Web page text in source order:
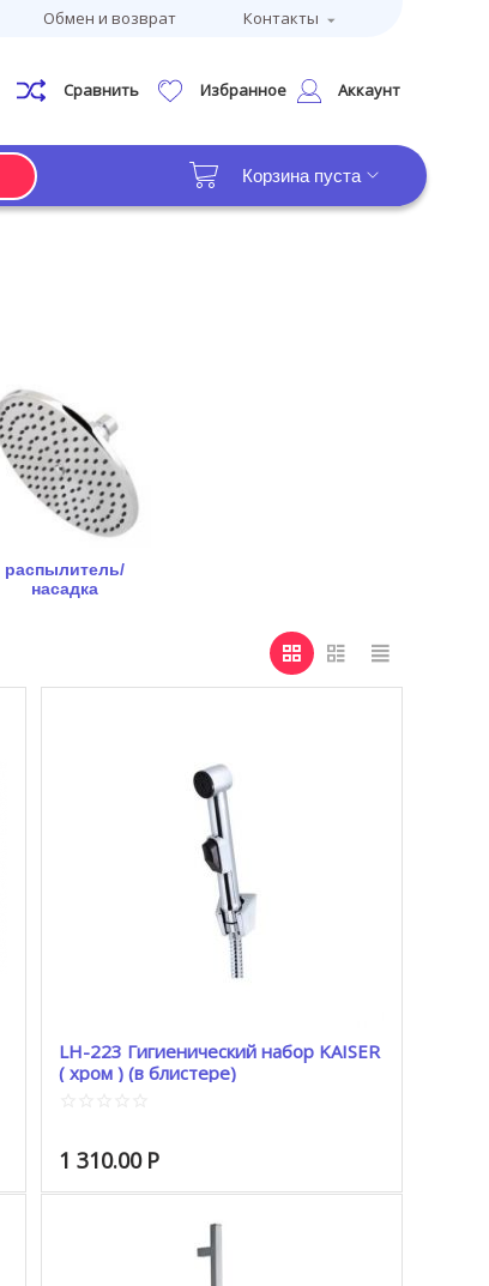
Обмен и возврат Контакты
Сравнить Избранное Аккаунт
Корзина пуста
распылитель/
насадка
LH-223 Гигиенический набор KAISER
( хром ) (в блистере)
1 310.00 Р